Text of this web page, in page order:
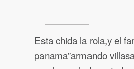
Esta chida la rola,y el
panama”armando